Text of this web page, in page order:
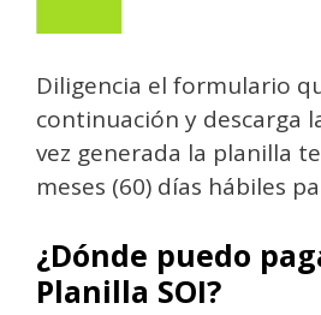
Diligencia el formulario
continuación y descarga
vez generada la planilla
meses (60) días hábiles
¿Dónde puedo
Planilla SOI?